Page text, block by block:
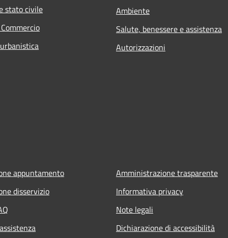
stato civile
Ambiente
Salute, benessere e assistenza
Autorizzazioni
appuntamento
disservizio
Amministrazione trasparente
Informativa privacy
Note legali
Dichiarazione di accessibilità